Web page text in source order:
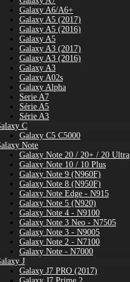
Galaxy A6/A6+
Galaxy A5 (2017)
Galaxy A5 (2016)
Galaxy A5
Galaxy A3 (2017)
Galaxy A3 (2016)
Galaxy A3
Galaxy A02s
Galaxy Alpha
Serie A7
Série A5
Série A3
C
Galaxy C5 C5000
Note
Galaxy Note 20 / 20+ / 20 Ultra
Galaxy Note 10 / 10 Plus
Galaxy Note 9 (N960F)
Galaxy Note 8 (N950F)
Galaxy Note Edge - N915
Galaxy Note 5 (N920)
Galaxy Note 4 - N9100
Galaxy Note 3 Neo - N7505
Galaxy Note 3 - N9005
Galaxy Note 2 - N7100
Galaxy Note - N7000
J
Galaxy J7 PRO (2017)